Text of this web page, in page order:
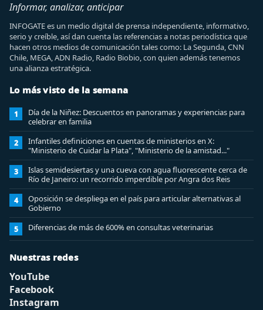
Informar, analizar, anticipar
INFOGATE es un medio digital de prensa independiente, informativo,
serio y creíble, así dan cuenta las referencias a notas periodística que
hacen otros medios de comunicación tales como: La Segunda, CNN
Chile, MEGA, ADN Radio, Radio Biobio, con quien además tenemos
una alianza estratégica.
Lo más visto de la semana
1
Día de la Niñez: Descuentos en panoramas y experiencias para
celebrar en familia
2
Infantiles definiciones en cuentas de ministerios en X:
"Ministerio de Cuidar la Plata", "Ministerio de la amistad..."
3
Islas semidesiertas y una cueva con agua fluorescente cerca de
Río de Janeiro: un recorrido imperdible por Angra dos Reis
4
Oposición se despliega en el país para articular alternativas al
Gobierno
5 Diferencias de más de 600% en consultas veterinarias
Nuestras redes
YouTube
Facebook
Instagram